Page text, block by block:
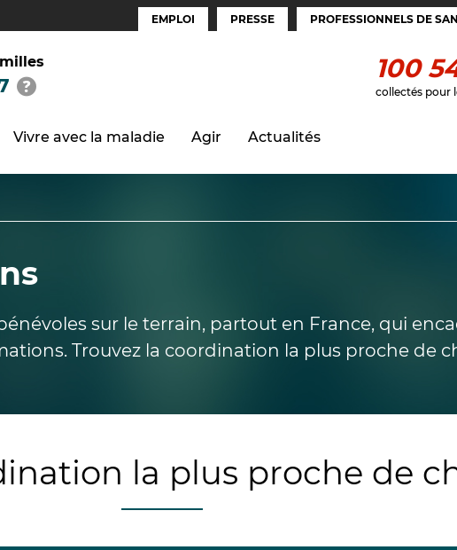
Espaces
EMPLOI PRESSE PROFESSIONNELS DE
100
collectés pour
Vivre avec la maladie Agir Actualités
sur le terrain, partout en France, qui
Trouvez la coordination la plus proche de
la plus proche de